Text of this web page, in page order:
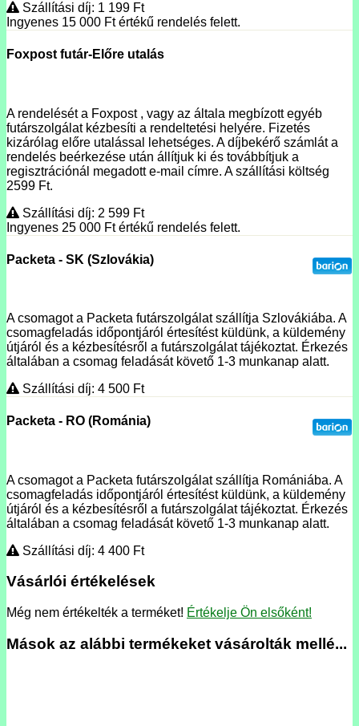
Szállítási díj: 1 199 Ft
Ingyenes 15 000 Ftértékű rendelés felett.
Foxpost futár-Előre utalás
A rendelését a Foxpost , vagy az általa megbízott egyéb
futárszolgálat kézbesíti a rendeltetési helyére. Fizetés
kizárólag előre utalással lehetséges. A díjbekérő számlát a
rendelés beérkezése után állítjuk ki és továbbítjuk a
regisztrációnál megadott e-mail címre. A szállítási költség
2599 Ft.
Szállítási díj: 2 599 Ft
Ingyenes 25 000 Ftértékű rendelés felett.
Packeta - SK (Szlovákia)
A csomagot a Packeta futárszolgálat szállítja Szlovákiába. A
csomagfeladás időpontjáról értesítést küldünk, a küldemény
útjáról és a kézbesítésről a futárszolgálat tájékoztat. Érkezés
általában a csomag feladását követő 1-3 munkanap alatt.
Szállítási díj: 4 500 Ft
Packeta - RO (Románia)
A csomagot a Packeta futárszolgálat szállítja Romániába. A
csomagfeladás időpontjáról értesítést küldünk, a küldemény
útjáról és a kézbesítésről a futárszolgálat tájékoztat. Érkezés
általában a csomag feladását követő 1-3 munkanap alatt.
Szállítási díj: 4 400 Ft
Vásárlói értékelések
Még nem értékelték a terméket! Értékelje Ön elsőként!
Mások az alábbi termékeket vásárolták mellé...